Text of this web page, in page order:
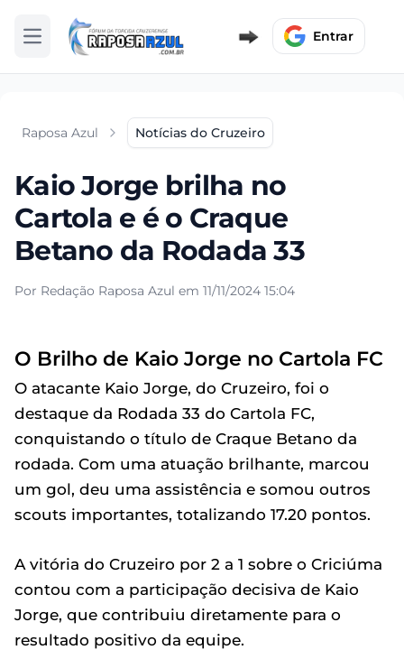
Abrir menu Entrar
Raposa Azul Notícias do Cruzeiro
Kaio Jorge brilha no
Cartola e é o Craque
Betano da Rodada 33
Por Redação Raposa Azul em 11/11/2024 15:04
O Brilho de Kaio Jorge no Cartola FC
O atacante Kaio Jorge, do Cruzeiro, foi o
destaque da Rodada 33 do Cartola FC,
conquistando o título de Craque Betano da
rodada. Com uma atuação brilhante, marcou
um gol, deu uma assistência e somou outros
scouts importantes, totalizando 17.20 pontos.
A vitória do Cruzeiro por 2 a 1 sobre o Criciúma
contou com a participação decisiva de Kaio
Jorge, que contribuiu diretamente para o
resultado positivo da equipe.